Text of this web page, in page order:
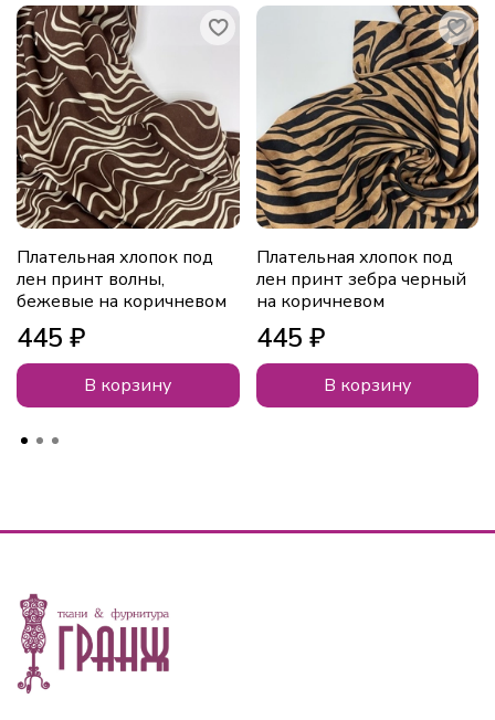
Плательная хлопок под
лен принт волны,
бежевые на коричневом
445 ₽
В корзину
Плательная хлопок под
лен принт зебра черный
на коричневом
445 ₽
В корзину